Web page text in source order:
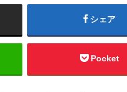
シェア
Pocket